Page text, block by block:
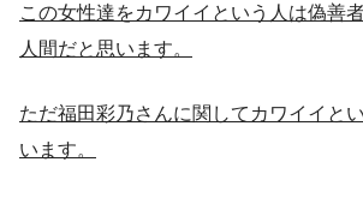
この女性達をカワイイという人は偽善
人間だと思います。
ただ福田彩乃さんに関してカワイイと
います。